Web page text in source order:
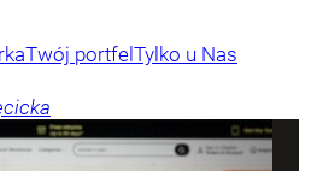
Twój portfel Tylko u Nas